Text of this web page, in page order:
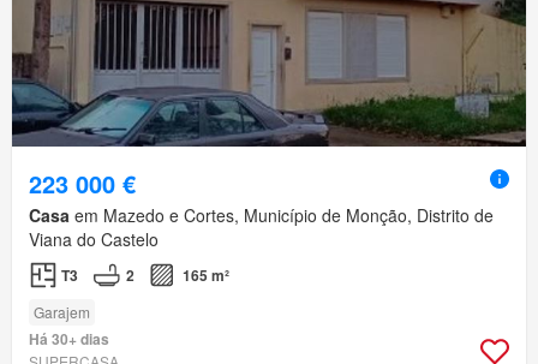
223 000 €
Casa em Mazedo e Cortes, Município de Monção, Distrito de
Viana do Castelo
T3 2 165 m²
Garajem
Há 30+ dias